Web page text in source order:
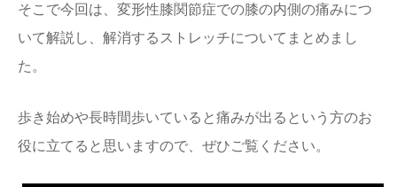
そこで今回は、変形性膝関節症での膝の内側の痛みにつ
いて解説し、解消するストレッチについてまとめまし
た。
歩き始めや長時間歩いていると痛みが出るという方のお
役に立てると思いますので、ぜひご覧ください。